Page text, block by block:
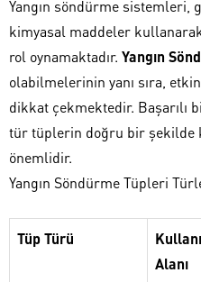
Yangın söndürme sistemleri,
kimyasal maddeler
rol oynamaktadır. Yangın
olabilmelerinin yanı sıra,
dikkat çekmektedir. Başarılı
tür tüplerin doğru bir şekilde
önemlidir.
Yangın Söndürme Tüpleri
Tüp Türü
Alanı